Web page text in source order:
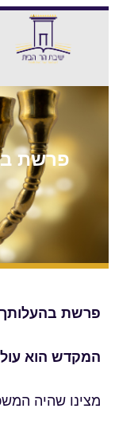
פרשת
פרשת בהעלותך
המקדש הוא
מצינו שהיה